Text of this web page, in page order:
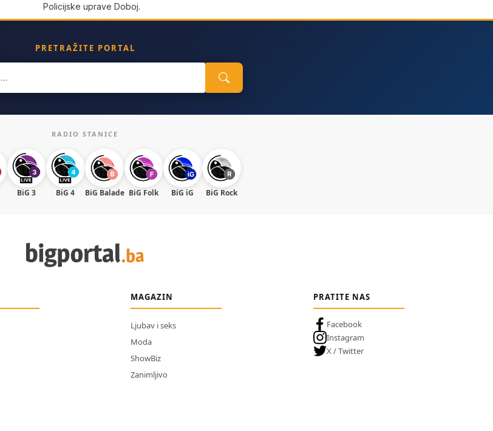
Policijske uprave Doboj.
PRETRAŽITE PORTAL
RADIO STANICE
BiG 3 BiG 4 BiG Balade BiG Folk BiG iG BiG Rock
MAGAZIN
Ljubav i seks
Moda
ShowBiz
Zanimljivo
PRATITE NAS
Facebook
Instagram
X / Twitter